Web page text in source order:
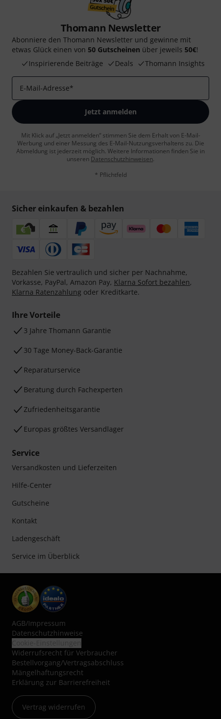
Thomann Newsletter
Abonniere den Thomann Newsletter und gewinne mit
etwas Glück einen von 50 Gutscheinen über jeweils 50€!
Inspirierende Beiträge
Deals Thomann Insights
E-Mail-Adresse*
Jetzt anmelden
Mit Klick auf „Jetzt anmelden“ stimmen Sie dem Erhalt von E-Mail-
Werbung und einer Messung des E-Mail-Nutzungsverhaltens zu. Die
Abmeldung ist jederzeit möglich. Weitere Informationen finden Sie in
unseren Datenschutzhinweisen.
* Pflichtfeld
Sicher einkaufen & bezahlen
Bezahlen Sie vertraulich und sicher per Nachnahme,
Vorkasse, PayPal, Amazon Pay, Klarna Sofort bezahlen,
Klarna Ratenzahlung oder Kreditkarte.
Ihre Vorteile
3 Jahre Thomann Garantie
30 Tage Money-Back-Garantie
Reparaturservice
Beratung durch Fachexperten
Zufriedenheitsgarantie
Europas größtes Versandlager
Service
Versandkosten und Lieferzeiten
Hilfe-Center
Gutscheine
Kontakt
Ladengeschäft
Service im Überblick
AGB/Impressum
Datenschutzhinweise
Widerrufsrecht für Verbraucher
Bestellvorgang/Vertragsabschluss
Mängelhaftungsrecht
Erklärung zur Barrierefreiheit
Vertrag widerrufen